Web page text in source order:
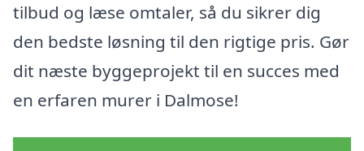
tilbud og læse omtaler, så du sikrer dig
den bedste løsning til den rigtige pris. Gør
dit næste byggeprojekt til en succes med
en erfaren murer i Dalmose!